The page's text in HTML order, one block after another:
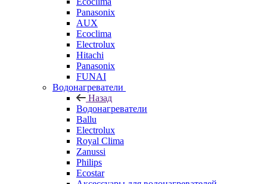
Panasonix
AUX
Ecoclima
Electrolux
Hitachi
Panasonix
FUNAI
Водонагреватели
Назад
Водонагреватели
Ballu
Electrolux
Royal Clima
Zanussi
Philips
Ecostar